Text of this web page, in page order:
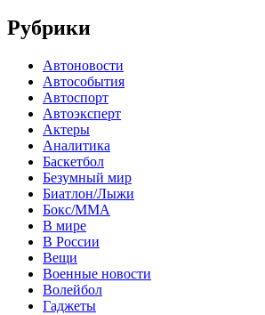
Рубрики
Автоновости
Автособытия
Автоспорт
Автоэксперт
Актеры
Аналитика
Баскетбол
Безумный мир
Биатлон/Лыжи
Бокс/MMA
В мире
В России
Вещи
Военные новости
Волейбол
Гаджеты